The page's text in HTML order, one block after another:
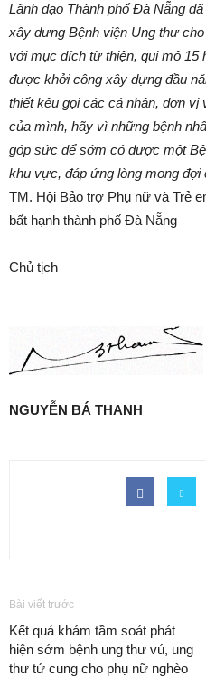
Lãnh đạo Thành phố Đà Nẵng
xây dưng Bệnh viện Ung thư
với mục đích từ thiện, qui mô 15
được khởi công xây dựng đầu
thiết kêu gọi các cá nhân, đơn vị
của mình, hãy vì những bệnh
góp sức để sớm có được một
khu vực, đáp ứng lòng mong đợi
TM. Hội Bảo trợ Phụ nữ và Trẻ
bất hạnh thành phố Đà Nẵng
Chủ tịch
NGUYỄN BÁ THANH
Bài viết trước
Kết quả khám tầm soát phát
hiện sớm bệnh ung thư vú, ung
thư tử cung cho phụ nữ nghèo